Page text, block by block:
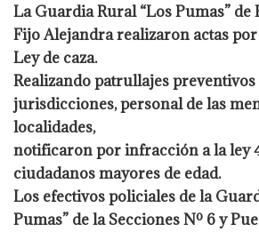
La Guardia Rural “Los Pumas” de
Fijo Alejandra realizaron actas
Ley de caza.
Realizando patrullajes
jurisdicciones, personal de las
localidades,
notificaron por infracción a la ley
ciudadanos mayores de edad.
Los efectivos policiales de la
Pumas” de la Secciones Nº 6 y